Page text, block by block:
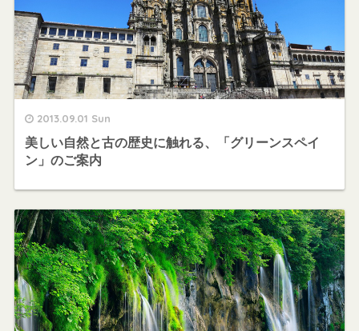
2013.09.01 Sun
美しい自然と古の歴史に触れる、「グリーンスペイ
ン」のご案内